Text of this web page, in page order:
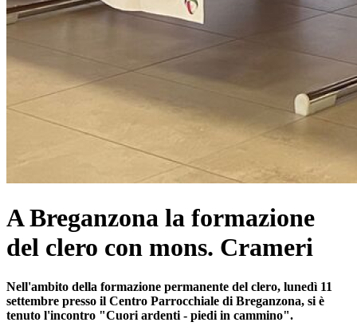
A Breganzona la formazione
del clero con mons. Crameri
Nell'ambito della formazione permanente del clero, lunedì 11
settembre presso il Centro Parrocchiale di Breganzona, si è
tenuto l'incontro "Cuori ardenti - piedi in cammino".